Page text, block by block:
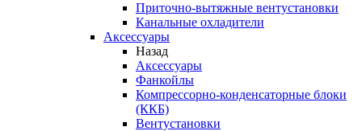
Приточно-вытяжные вентустановки
Канальные охладители
Аксессуары
Назад
Аксессуары
Фанкойлы
Компрессорно-конденсаторные блоки
(ККБ)
Вентустановки